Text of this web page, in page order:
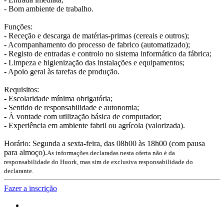
- Bom ambiente de trabalho.
Funções:
- Receção e descarga de matérias-primas (cereais e outros);
- Acompanhamento do processo de fabrico (automatizado);
- Registo de entradas e controlo no sistema informático da fábrica;
- Limpeza e higienização das instalações e equipamentos;
- Apoio geral às tarefas de produção.
Requisitos:
- Escolaridade mínima obrigatória;
- Sentido de responsabilidade e autonomia;
- À vontade com utilização básica de computador;
- Experiência em ambiente fabril ou agrícola (valorizada).
Horário: Segunda a sexta-feira, das 08h00 às 18h00 (com pausa
para almoço).As informações declaradas nesta oferta não é da
responsabilidade do Huork, mas sim de exclusiva responsabilidade do
declarante.
Fazer a inscrição